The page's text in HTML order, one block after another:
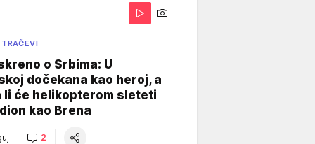
o Srbima: U
dočekana kao heroj, a
li će helikopterom sleteti
kao Brena
2